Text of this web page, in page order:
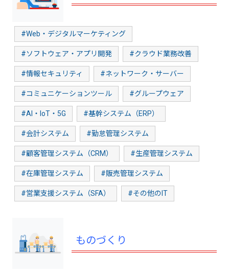
#Web・デジタルマーケティング
#ソフトウェア・アプリ開発 #クラウド業務改善
#情報セキュリティ #ネットワーク・サーバー
#コミュニケーションツール #グループウェア
#AI・IoT・5G #基幹システム（ERP）
#会計システム #勤怠管理システム
#顧客管理システム（CRM） #生産管理システム
#在庫管理システム #販売管理システム
#営業支援システム（SFA） #その他のIT
ものづくり